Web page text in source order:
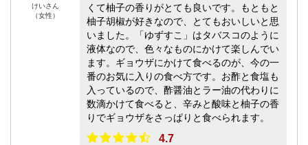
けいさん
（女性）
くて柚子の香りがとても良いです。もともと
柚子胡椒が好きなので、とてもおいしいと思
いました。「ゆずすこ」はタバスコのように
液体なので、色々なものにかけて楽しんでい
ます。ギョウザにかけて食べるのが、今の一
番のお気に入りの食べ方です。お酢と食塩も
入っているので、酢醤油とラー油の代わりに
数滴かけて食べると、辛みと酸味と柚子の香
りでギョウザをさっぱりと食べられます。
4.7